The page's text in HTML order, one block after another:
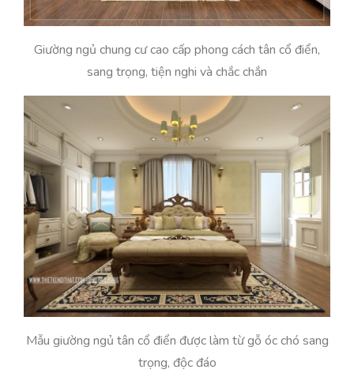
Giường ngủ chung cư cao cấp phong cách tân cổ điển,
sang trọng, tiện nghi và chắc chắn
Mẫu giường ngủ tân cổ điển được làm từ gỗ óc chó sang
trọng, độc đáo